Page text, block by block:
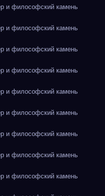
и философский камень
и философский камень
и философский камень
и философский камень
и философский камень
и философский камень
и философский камень
и философский камень
и философский камень